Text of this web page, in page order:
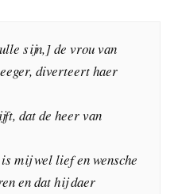
sijn,] de vrou van
diverteert haer
dat de heer van
mij wel lief en wensche
en dat hij daer